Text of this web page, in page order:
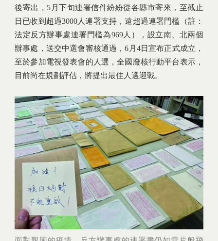
後寄出，5月下旬連署信件紛紛從各縣市寄來，至截止
日已收到超過3000人連署支持，遠超過連署門檻（註：
法定反方辦事處連署門檻為969人），設立南、北兩個
辦事處，送交中選會審核通過，6月4日宣布正式成立，
至於參加電視發表會的人選，全國廢核行動平台表示，
目前尚在規劃評估，將提出最佳人選迎戰。